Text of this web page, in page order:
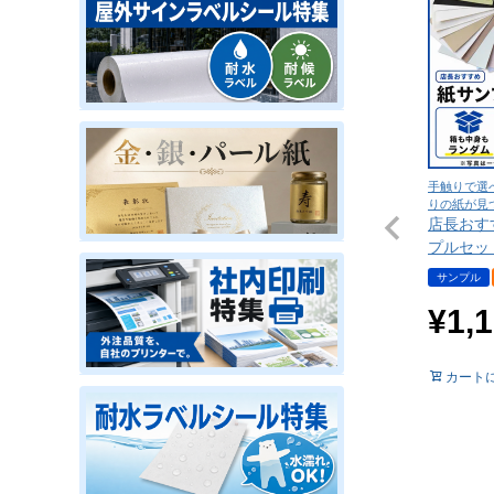
手触りで選
りの紙が見
店長お
プルセ
サンプル
¥
カート